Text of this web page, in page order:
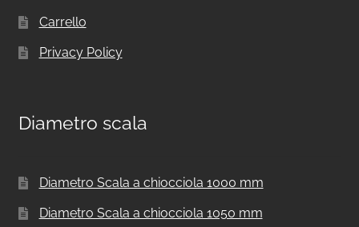
Carrello
Privacy Policy
Diametro scala
Diametro Scala a chiocciola 1000 mm
Diametro Scala a chiocciola 1050 mm